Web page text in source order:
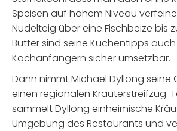
Speisen auf hohem Niveau
Nudelteig über eine Fischbeize bis
Butter sind seine Küchentipps
Kochanfängern sicher umsetzbar.
Dann nimmt Michael Dyllong seine
einen regionalen Kräuterstreifzug.
sammelt Dyllong einheimische
Umgebung des Restaurants und